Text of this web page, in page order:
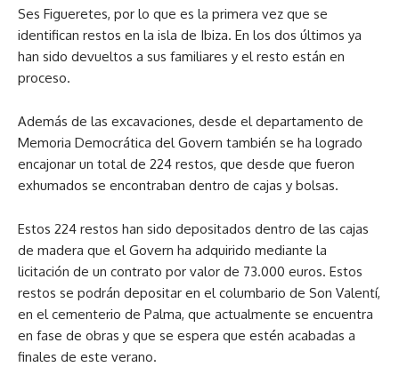
Ses Figueretes, por lo que es la primera vez que se
identifican restos en la isla de Ibiza. En los dos últimos ya
han sido devueltos a sus familiares y el resto están en
proceso.
Además de las excavaciones, desde el departamento de
Memoria Democrática del Govern también se ha logrado
encajonar un total de 224 restos, que desde que fueron
exhumados se encontraban dentro de cajas y bolsas.
Estos 224 restos han sido depositados dentro de las cajas
de madera que el Govern ha adquirido mediante la
licitación de un contrato por valor de 73.000 euros. Estos
restos se podrán depositar en el columbario de Son Valentí,
en el cementerio de Palma, que actualmente se encuentra
en fase de obras y que se espera que estén acabadas a
finales de este verano.